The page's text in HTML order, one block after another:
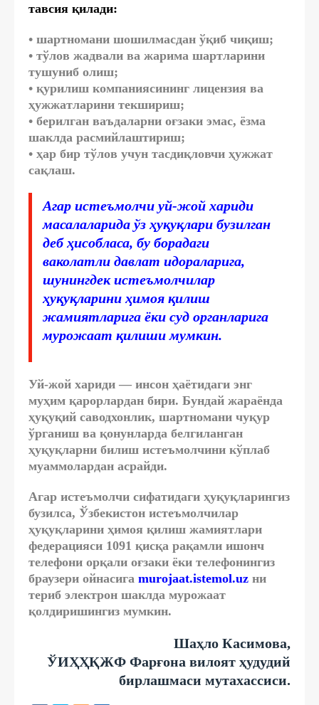
тавсия қилади:
• шартномани шошилмасдан ўқиб чиқиш;
• тўлов жадвали ва жарима шартларини
тушуниб олиш;
• қурилиш компаниясининг лицензия ва
ҳужжатларини текшириш;
• берилган ваъдаларни оғзаки эмас, ёзма
шаклда расмийлаштириш;
• ҳар бир тўлов учун тасдиқловчи ҳужжат
сақлаш.
Агар истеъмолчи уй-жой хариди
масалаларида ўз ҳуқуқлари бузилган
деб ҳисобласа, бу борадаги
ваколатли давлат идораларига,
шунингдек истеъмолчилар
ҳуқуқларини ҳимоя қилиш
жамиятларига ёки суд органларига
мурожаат қилиши мумкин.
Уй-жой хариди — инсон ҳаётидаги энг
муҳим қарорлардан бири. Бундай жараёнда
ҳуқуқий саводхонлик, шартномани чуқур
ўрганиш ва қонунларда белгиланган
ҳуқуқларни билиш истеъмолчини кўплаб
муаммолардан асрайди.
Агар истеъмолчи сифатидаги ҳуқуқларингиз
бузилса, Ўзбекистон истеъмолчилар
ҳуқуқларини ҳимоя қилиш жамиятлари
федерацияси 1091 қисқа рақамли ишонч
телефони орқали оғзаки ёки телефонингиз
браузери ойнасига murojaat.istemol.uz ни
териб электрон шаклда мурожаат
қолдиришингиз мумкин.
Шаҳло Касимова,
ЎИҲҲҚЖФ Фарғона вилоят ҳудудий
бирлашмаси мутахассиси.